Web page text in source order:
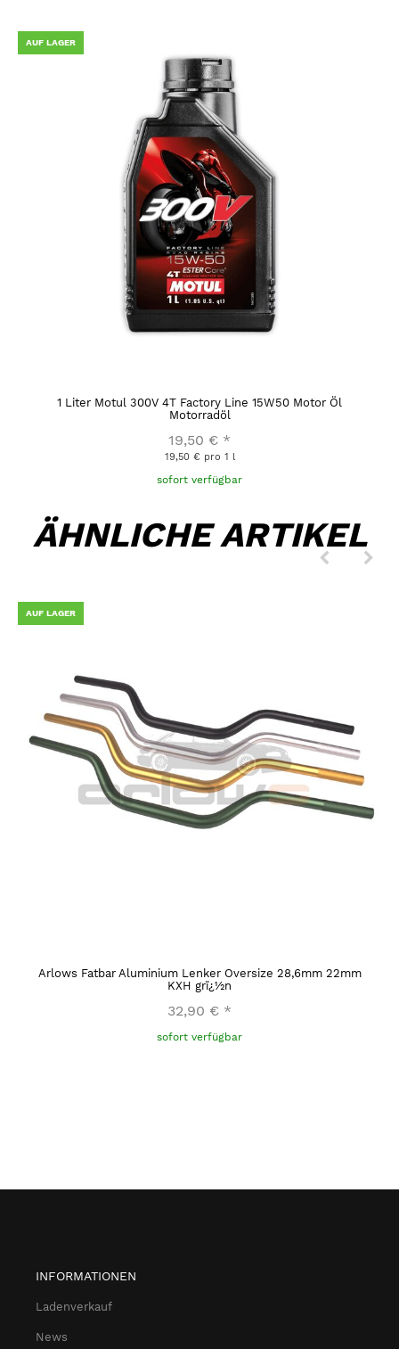
AUF LAGER
1 Liter Motul 300V 4T Factory Line 15W50 Motor Öl
Motorradöl
19,50 € *
19,50 € pro 1 l
sofort verfügbar
ÄHNLICHE ARTIKEL
AUF LAGER
Arlows Fatbar Aluminium Lenker Oversize 28,6mm 22mm
KXH grï¿½n
32,90 € *
sofort verfügbar
INFORMATIONEN
Ladenverkauf
News